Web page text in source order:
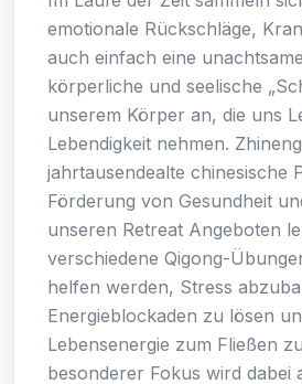
emotionale Rückschläge,
auch einfach eine
körperliche und seelische
unserem Körper an, die uns
Lebendigkeit nehmen.
jahrtausendealte chinesische
Förderung von Gesundheit
unseren Retreat Angeboten
verschiedene Qigong-
helfen werden, Stress
Energieblockaden zu lösen
Lebensenergie zum Fließen
besonderer Fokus wird dabei